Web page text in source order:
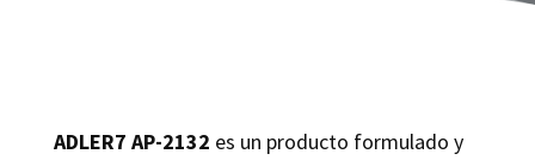
ADLER7 AP-2132 es un producto formulado y